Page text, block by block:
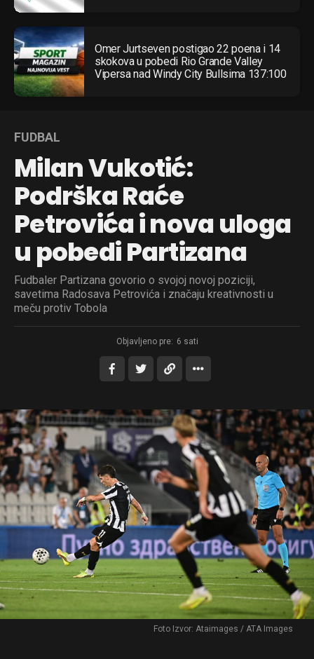
Omer Jurtseven postigao 22 poena i 14
skokova u pobedi Rio Grande Valley
Vipersa nad Windy City Bullsima 137:100
FUDBAL
Milan Vukotić:
Podrška Raće
Petrovića i nova uloga
u pobedi Partizana
Fudbaler Partizana govorio o svojoj novoj poziciji,
savetima Radosava Petrovića i značaju kreativnosti u
meču protiv Tobola
Objavljeno pre: 6 sati
Foto Izvor: Ataimages / ATA Images